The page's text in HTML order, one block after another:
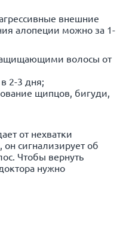
внешние
алопеции можно за 1-
волосы от
2-3 дня;
щипцов, бигуди,
от нехватки
сигнализирует об
Чтобы вернуть
нужно